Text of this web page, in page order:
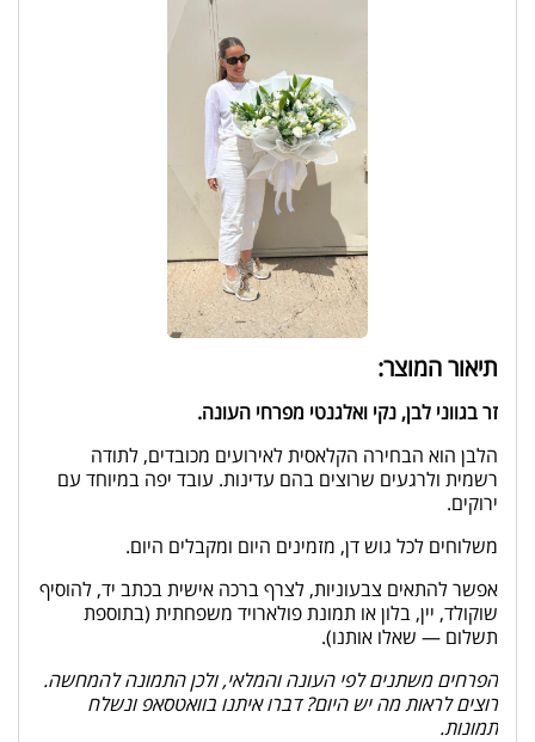
תיאור המוצר:
זר בגווני לבן, נקי ואלגנטי מפרחי העונה.
הלבן הוא הבחירה הקלאסית לאירועים מכובדים, לתודה
רשמית ולרגעים שרוצים בהם עדינות. עובד יפה במיוחד עם
ירוקים.
משלוחים לכל גוש דן, מזמינים היום ומקבלים היום.
אפשר להתאים צבעוניות, לצרף ברכה אישית בכתב יד, להוסיף
שוקולד, יין, בלון או תמונת פולארויד משפחתית (בתוספת
תשלום — שאלו אותנו).
הפרחים משתנים לפי העונה והמלאי, ולכן התמונה להמחשה.
רוצים לראות מה יש היום? דברו איתנו בוואטסאפ ונשלח
תמונות.